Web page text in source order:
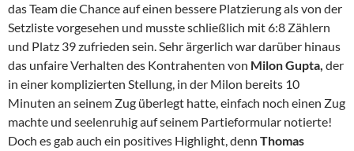
das Team die Chance auf einen bessere Platzierung als von der
Setzliste vorgesehen und musste schließlich mit 6:8 Zählern
und Platz 39 zufrieden sein. Sehr ärgerlich war darüber hinaus
das unfaire Verhalten des Kontrahenten von Milon Gupta, der
in einer komplizierten Stellung, in der Milon bereits 10
Minuten an seinem Zug überlegt hatte, einfach noch einen Zug
machte und seelenruhig auf seinem Partieformular notierte!
Doch es gab auch ein positives Highlight, denn Thomas